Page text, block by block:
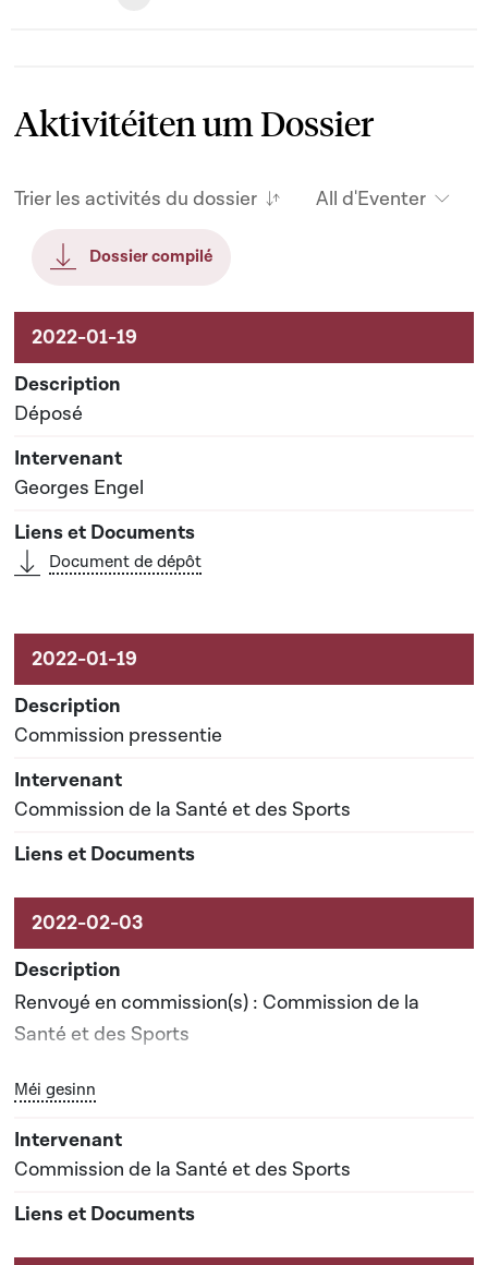
Aktivitéiten um Dossier
Trier les activités du dossier All d'Eventer
Dossier compilé
Aktivitéiten um Dossier
Déposé
Georges Engel
Document de dépôt
Commission pressentie
Commission de la Santé et des Sports
Renvoyé en commission(s) : Commission de la
Santé et des Sports
Date prévisionnelle du rapport de commission : 04-
07-2023
Bouton graphique servant à afficher ou cacher tous les
Méi gesinn
Commission de la Santé et des Sports